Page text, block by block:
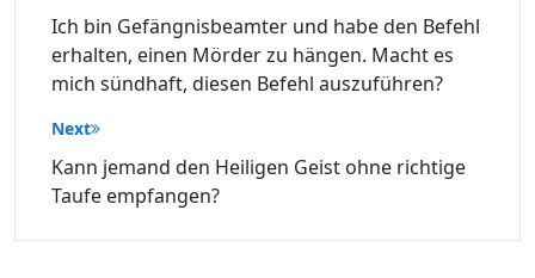
Ich bin Gefängnisbeamter und habe den Befehl
erhalten, einen Mörder zu hängen. Macht es
mich sündhaft, diesen Befehl auszuführen?
Next
Kann jemand den Heiligen Geist ohne richtige
Taufe empfangen?